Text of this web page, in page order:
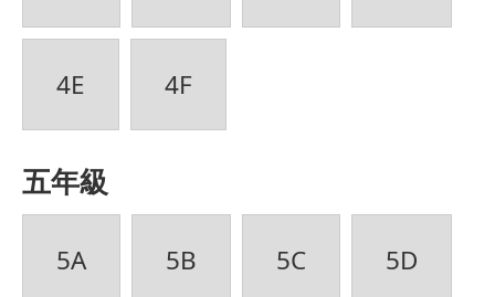
4E 4F
五年級
5A 5B 5C 5D